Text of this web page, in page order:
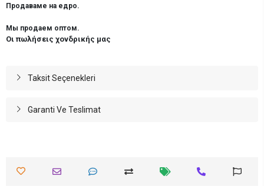
Продаваме на едро.
Мы продаем оптом.
Οι πωλήσεις χονδρικής μας
Taksit Seçenekleri
Garanti Ve Teslimat